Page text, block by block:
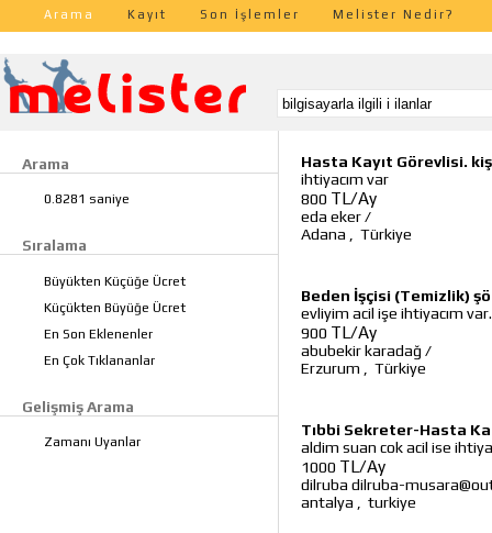
Arama Kayıt Son İşlemler Melister Nedir?
Arama
0.8281 saniye
Sıralama
Büyükten Küçüğe Ücret
Küçükten Büyüğe Ücret
En Son Eklenenler
En Çok Tıklananlar
Gelişmiş Arama
Zamanı Uyanlar
Hasta Kayıt Görevlisi.
ihtiyacım var
800 TL/Ay
eda eker/
Adana
Türkiye
Beden İşçisi (Temizlik)
evliyim acil işe ihtiyacım var.
900 TL/Ay
abubekir karadağ /
Erzurum
Türkiye
Tıbbi Sekreter-Hasta
aldim suan cok acil ise
1000 TL/Ay
dilruba dilruba-
antalya
turkiye